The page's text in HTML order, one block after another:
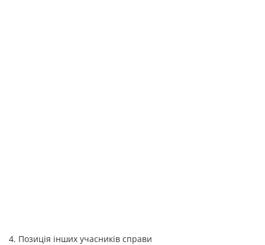
4. Позиція інших учасників справи